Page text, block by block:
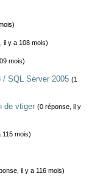
il y a 108 mois)
mois)
/ SQL Server 2005 (1
de vtiger (0 réponse, il y
115 mois)
il y a 116 mois)